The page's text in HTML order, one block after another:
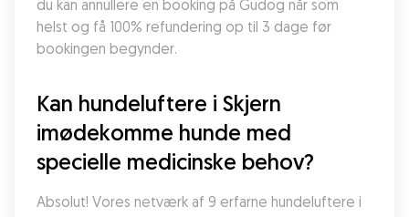
du kan annullere en booking på Gudog når som
helst og få 100% refundering op til 3 dage før
bookingen begynder.
Kan hundeluftere i Skjern
imødekomme hunde med
specielle medicinske behov?
Absolut! Vores netværk af 9 erfarne hundeluftere i